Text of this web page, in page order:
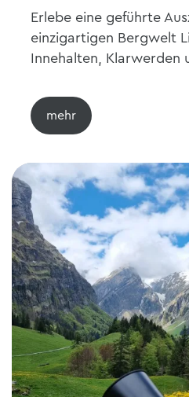
Erlebe eine geführte
einzigartigen Bergwelt
Innehalten, Klarwerden